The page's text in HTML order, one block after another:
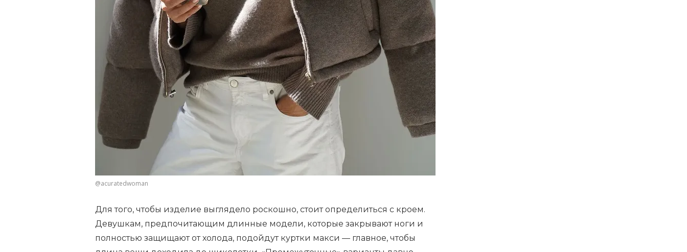
@acuratedwoman
Для того, чтобы изделие выглядело роскошно, стоит определиться с кроем.
Девушкам, предпочитающим длинные модели, которые закрывают ноги и
полностью защищают от холода, подойдут куртки макси — главное, чтобы